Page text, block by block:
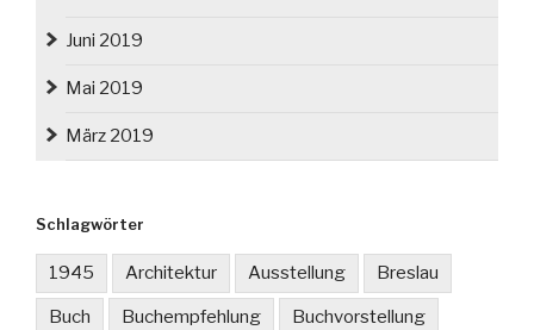
Juni 2019
Mai 2019
März 2019
Schlagwörter
1945 Architektur Ausstellung Breslau
Buch Buchempfehlung Buchvorstellung